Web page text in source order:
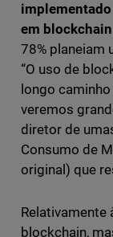
em
78% planeiam
“O uso de
longo
veremos
diretor de
Consumo de
original) que
Relativamente
blockchain,